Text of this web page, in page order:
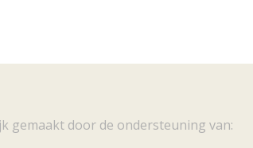
gemaakt door de ondersteuning van: